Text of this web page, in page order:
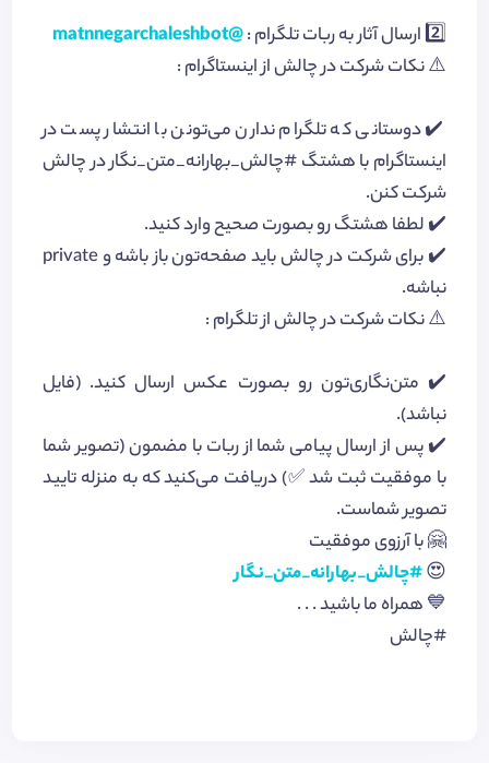
2️⃣ ارسال آثار به ربات تلگرام :
@matnnegarchaleshbot
⚠️ نکات شرکت در چالش از اینستاگرام :
✔️ دوستانی که تلگرام ندارن می‌تونن با انتشار پست در
اینستاگرام با هشتگ #چالش_بهارانه_متن_نگار در چالش
شرکت کنن.
✔️ لطفا هشتگ رو بصورت صحیح وارد کنید.
✔️ برای شرکت در چالش باید صفحه‌تون باز باشه و private
نباشه.
⚠️ نکات شرکت در چالش از تلگرام :
✔️ متن‌نگاری‌تون رو بصورت عکس ارسال کنید. (فایل
نباشد).
✔️ پس از ارسال پیامی شما از ربات با مضمون (تصویر شما
با موفقیت ثبت شد ✅) دریافت می‌کنید که به منزله تایید
تصویر شماست.
🤗 با آرزوی موفقیت
😍#چالش_بهارانه_متن_نگار
💙 همراه ما باشید . . .
#چالش